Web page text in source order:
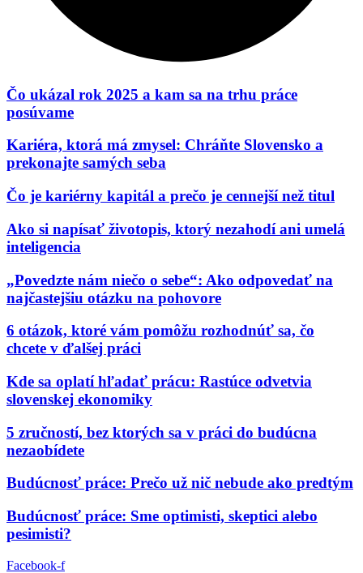
Čo ukázal rok 2025 a kam sa na trhu práce
posúvame
Kariéra, ktorá má zmysel: Chráňte Slovensko a
prekonajte samých seba​
Čo je kariérny kapitál a prečo je cennejší než titul
Ako si napísať životopis, ktorý nezahodí ani umelá
inteligencia
„Povedzte nám niečo o sebe“: Ako odpovedať na
najčastejšiu otázku na pohovore
6 otázok, ktoré vám pomôžu rozhodnúť sa, čo
chcete v ďalšej práci
Kde sa oplatí hľadať prácu: Rastúce odvetvia
slovenskej ekonomiky
5 zručností, bez ktorých sa v práci do budúcna
nezaobídete
Budúcnosť práce: Prečo už nič nebude ako predtým
Budúcnosť práce: Sme optimisti, skeptici alebo
pesimisti?
Facebook-f